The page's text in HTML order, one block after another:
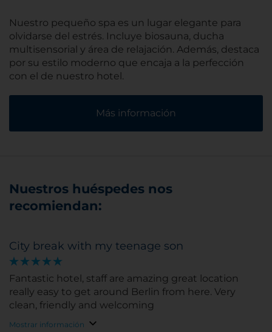
Nuestro pequeño spa es un lugar elegante para
olvidarse del estrés. Incluye biosauna, ducha
multisensorial y área de relajación. Además, destaca
por su estilo moderno que encaja a la perfección
con el de nuestro hotel.
Más información
Nuestros huéspedes nos
recomiendan:
City break with my teenage son
Fantastic hotel, staff are amazing great location
really easy to get around Berlin from here. Very
clean, friendly and welcoming
Mostrar información